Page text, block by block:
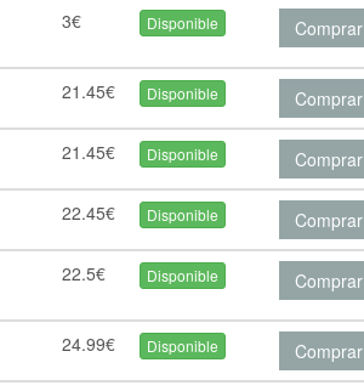
3€ Disponible Comprar
21.45€ Disponible Comprar
21.45€ Disponible Comprar
22.45€ Disponible Comprar
22.5€ Disponible Comprar
24.99€ Disponible Comprar